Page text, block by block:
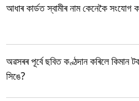
আধাৰ কাৰ্ডত স্বামীৰ নাম কেনেকৈ সংযোগ
অৱসৰৰ পূৰ্বে ছবিত কণ্ঠদান কৰিলে কিমান
সিঙে?